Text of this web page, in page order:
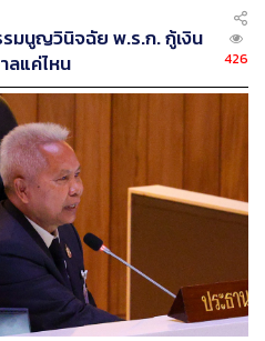
รมนูญวินิจฉัย พ.ร.ก. กู้เงิน
ลแค่ไหน
426